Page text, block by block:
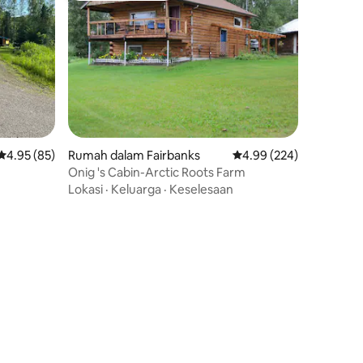
purata 4.95 daripada 5, 85 ulasan
4.95 (85)
Rumah dalam Fairbanks Penarafan purata 4.99
4.99 (224)
Onig 's Cabin-Arctic Roots Farm
Lokasi · Keluarga · Keselesaan